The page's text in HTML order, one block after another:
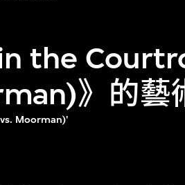
the
》的藝
Moorman)'